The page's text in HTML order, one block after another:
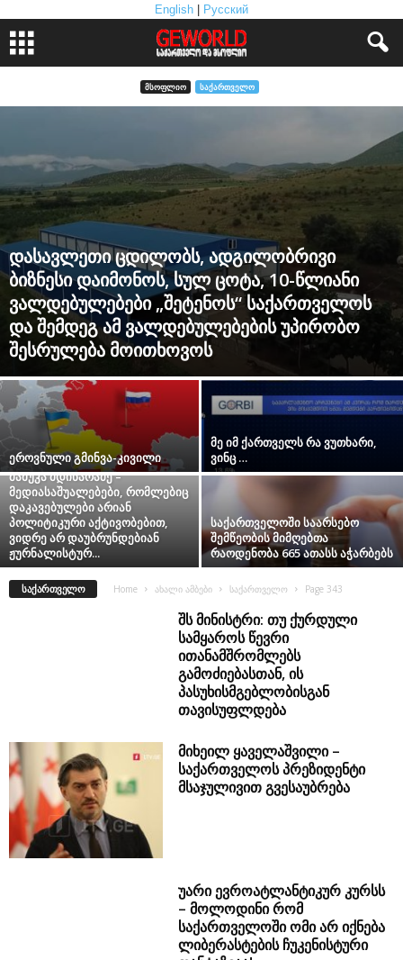
English Русский
ᲛᲡᲝᲤᲚᲘᲝ ᲡᲐᲥᲐᲠᲗᲕᲔᲚᲝ
დასავლეთი ცდილობს, ადგილობრივი
ბიზნესი დაიმონოს, სულ ცოტა, 10-წლიანი
ვალდებულებები „შეტენოს“ საქართველოს
და შემდეგ ამ ვალდებულებების უპირობო
შესრულება მოითხოვოს
ეროვნული გმინვა-კივილი
მე იმ ქართველს რა ვუთხარი,
ვინც …
მამუკა მდინარაძე –
მედიასაშუალებები, რომლებიც
დაკავებულები არიან
პოლიტიკური აქტივობებით,
ვიდრე არ დაუბრუნდებიან
ჟურნალისტურ...
საქართველოში საარსებო
შემწეობის მიმღებთა
რაოდენობა 665 ათასს აჭარბებს
ᲡᲐᲥᲐᲠᲗᲕᲔᲚᲝ Home ახალი ამბები საქართველო Page 343
შს მინისტრი: თუ ქურდული
სამყაროს წევრი
ითანამშრომლებს
გამოძიებასთან, ის
პასუხისმგებლობისგან
თავისუფლდება
მიხეილ ყაველაშვილი –
საქართველოს პრეზიდენტი
მსაჯულივით გვესაუბრება
უარი ევროატლანტიკურ კურსს
– მოლოდინი რომ
საქართველოში ომი არ იქნება
ლიბერასტების ჩუკენისტური